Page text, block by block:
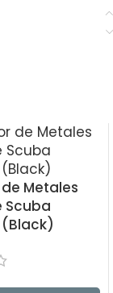
Metales
Scuba